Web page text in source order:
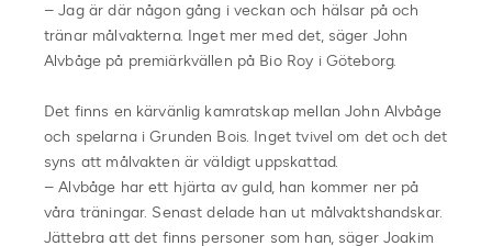
– Jag är där någon gång i veckan och hälsar på och
tränar målvakterna. Inget mer med det, säger John
Alvbåge på premiärkvällen på Bio Roy i Göteborg.
Det finns en kärvänlig kamratskap mellan John Alvbåge
och spelarna i Grunden Bois. Inget tvivel om det och det
syns att målvakten är väldigt uppskattad.
– Alvbåge har ett hjärta av guld, han kommer ner på
våra träningar. Senast delade han ut målvaktshandskar.
Jättebra att det finns personer som han, säger Joakim